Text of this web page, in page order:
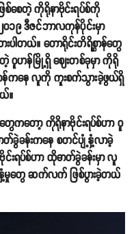
ြစ်စေတဲ့ ကိုရိုနာဗိုင်းရပ်စ်ကို
၉ ဒီဇင်ဘာလကုန်ပိုင်းမှာ
ပါတယ်။ တောရိုင်းတိရိစ္ဆာန်တွေ
ေတဲ့ ဝူဟန်မြို့ရှိ ဈေးတစ်ခုမှာ ကိုရို
ာန်ကနေ လူကို ကူးစက်သွားခဲ့ဖွယ်ရှိ
။
ကတော့ ကိုရိုနာဗိုင်းရပ်စ်ဟာ ဝူ
ခွဲခန်းကနေ စတင်ပျံ့နှံ့လာခဲ့
းရပ်စ်ဟာ ထိုဓာတ်ခွဲခန်းမှာ လူ
မှုတွေ ဆက်လက် ဖြစ်ပွားခဲ့တယ်